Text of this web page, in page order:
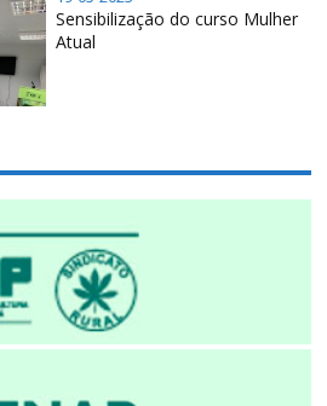
Sensibilização do curso Mulher
Atual